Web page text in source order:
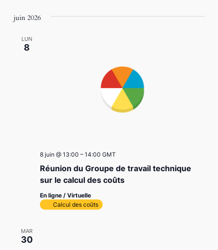
juin 2026
LUN
8
Réunion du Groupe de travail technique
sur le calcul des coûts
8 juin @ 13:00 – 14:00 GMT
En ligne / Virtuelle
Calcul des coûts
MAR
30